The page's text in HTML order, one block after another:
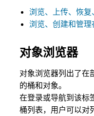
浏览、上传、恢
浏览、创建和管理
对象浏览器
对象浏览器列出了在
的桶和对象。
在登录或导航到该标
桶列表，用户可以对